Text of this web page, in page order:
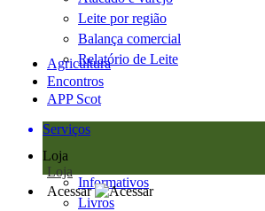
Leite por região
Balança comercial
Relatório de Leite
Agricultura
Encontros
APP Scot
Serviços
Loja
Loja
Informativos
Livros
Acessar